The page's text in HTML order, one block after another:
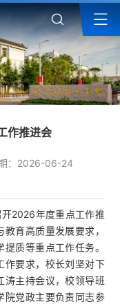
作推进会
：2026-06-24
2026年度重点工作推
育高质量发展要求，
质等重点工作任务。
作要求，校长刘坚对下
涛主持会议，校领导班
院党政主要负责同志参